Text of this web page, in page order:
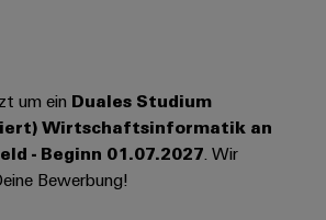
um ein Duales Studium
Wirtschaftsinformatik an
- Beginn 01.07.2027. Wir
Bewerbung!